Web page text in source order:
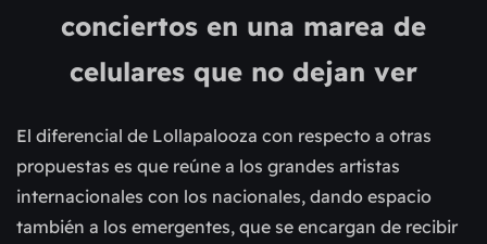
conciertos en una marea de
celulares que no dejan ver
El diferencial de Lollapalooza con respecto a otras
propuestas es que reúne a los grandes artistas
internacionales con los nacionales, dando espacio
también a los emergentes, que se encargan de recibir